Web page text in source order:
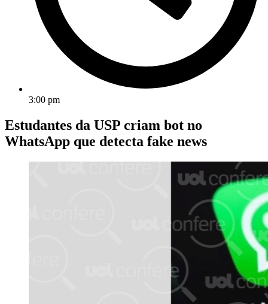
3:00 pm
Estudantes da USP criam bot no
WhatsApp que detecta fake news